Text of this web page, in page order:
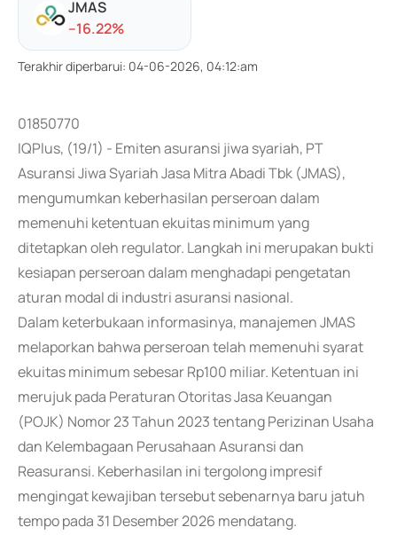
JMAS
--16.22%
Terakhir diperbarui: 04-06-2026, 04:12:am
01850770
IQPlus, (19/1) - Emiten asuransi jiwa syariah, PT
Asuransi Jiwa Syariah Jasa Mitra Abadi Tbk (JMAS),
mengumumkan keberhasilan perseroan dalam
memenuhi ketentuan ekuitas minimum yang
ditetapkan oleh regulator. Langkah ini merupakan bukti
kesiapan perseroan dalam menghadapi pengetatan
aturan modal di industri asuransi nasional.
Dalam keterbukaan informasinya, manajemen JMAS
melaporkan bahwa perseroan telah memenuhi syarat
ekuitas minimum sebesar Rp100 miliar. Ketentuan ini
merujuk pada Peraturan Otoritas Jasa Keuangan
(POJK) Nomor 23 Tahun 2023 tentang Perizinan Usaha
dan Kelembagaan Perusahaan Asuransi dan
Reasuransi. Keberhasilan ini tergolong impresif
mengingat kewajiban tersebut sebenarnya baru jatuh
tempo pada 31 Desember 2026 mendatang.